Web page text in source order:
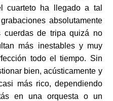
cuarteto ha llegado a tal
absolutamente
cuerdas de tripa quizá no
más inestables y muy
todo el tiempo. Sin
bien, acústicamente y
más rico, dependiendo
en una orquesta o un